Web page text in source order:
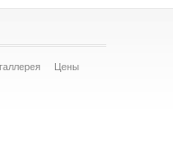
Цены